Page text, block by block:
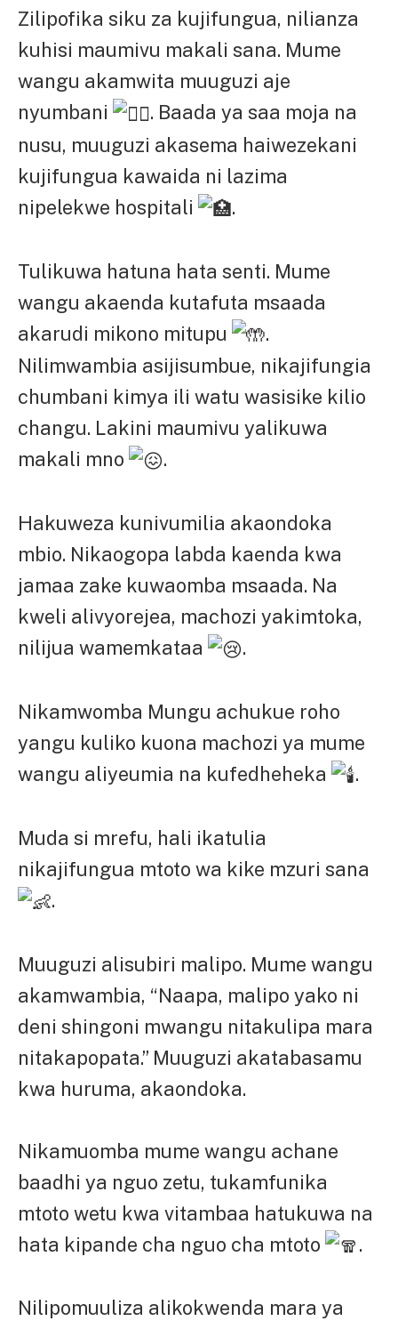
Zilipofika siku za kujifungua, nilianza
kuhisi maumivu makali sana. Mume
wangu akamwita muuguzi aje
nyumbani
. Baada ya saa moja na
nusu, muuguzi akasema haiwezekani
kujifungua kawaida ni lazima
nipelekwe hospitali
.
Tulikuwa hatuna hata senti. Mume
wangu akaenda kutafuta msaada
akarudi mikono mitupu
.
Nilimwambia asijisumbue, nikajifungia
chumbani kimya ili watu wasisike kilio
changu. Lakini maumivu yalikuwa
makali mno
.
Hakuweza kunivumilia akaondoka
mbio. Nikaogopa labda kaenda kwa
jamaa zake kuwaomba msaada. Na
kweli alivyorejea, machozi yakimtoka,
nilijua wamemkataa
.
Nikamwomba Mungu achukue roho
yangu kuliko kuona machozi ya mume
wangu aliyeumia na kufedheheka
.
Muda si mrefu, hali ikatulia
nikajifungua mtoto wa kike mzuri sana
.
Muuguzi alisubiri malipo. Mume wangu
akamwambia, “Naapa, malipo yako ni
deni shingoni mwangu nitakulipa mara
nitakapopata.” Muuguzi akatabasamu
kwa huruma, akaondoka.
Nikamuomba mume wangu achane
baadhi ya nguo zetu, tukamfunika
mtoto wetu kwa vitambaa hatukuwa na
hata kipande cha nguo cha mtoto
.
Nilipomuuliza alikokwenda mara ya